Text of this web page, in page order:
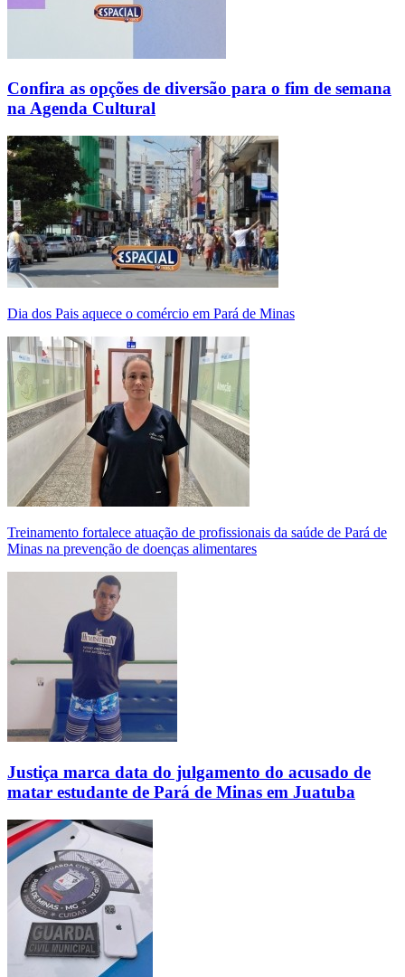
Confira as opções de diversão para o fim de semana
na Agenda Cultural
Dia dos Pais aquece o comércio em Pará de Minas
Treinamento fortalece atuação de profissionais da saúde de Pará de
Minas na prevenção de doenças alimentares
Justiça marca data do julgamento do acusado de
matar estudante de Pará de Minas em Juatuba